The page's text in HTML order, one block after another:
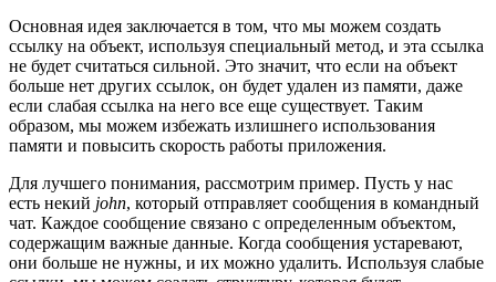
Основная идея заключается в том, что мы можем создать
ссылку на объект, используя специальный метод, и эта ссылка
не будет считаться сильной. Это значит, что если на объект
больше нет других ссылок, он будет удален из памяти, даже
если слабая ссылка на него все еще существует. Таким
образом, мы можем избежать излишнего использования
памяти и повысить скорость работы приложения.
Для лучшего понимания, рассмотрим пример. Пусть у нас
есть некий john, который отправляет сообщения в командный
чат. Каждое сообщение связано с определенным объектом,
содержащим важные данные. Когда сообщения устаревают,
они больше не нужны, и их можно удалить. Используя слабые